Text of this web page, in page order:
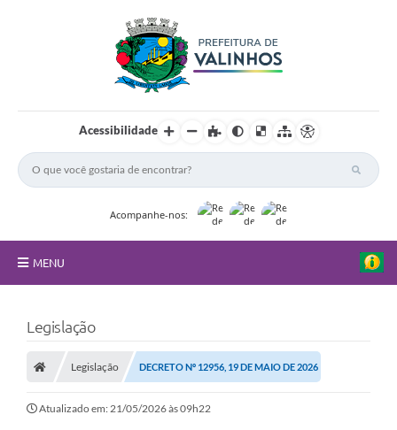
Acessibilidade
Acompanhe-nos:
MENU
Principal
Nossa Cidade
Secretarias
Legislação
Legislação DECRETO Nº 12956, 19 DE MAIO DE 2026
Atualizado em: 21/05/2026 às 09h22